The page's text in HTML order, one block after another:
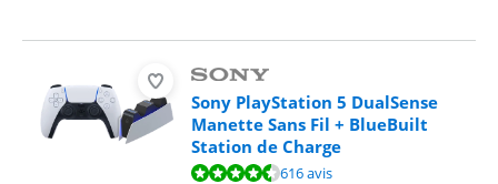
Sony PlayStation 5 DualSense
Manette Sans Fil + BlueBuilt
Station de Charge
La note est de 9,4 sur 10, basée sur 616 avis.
616 avis